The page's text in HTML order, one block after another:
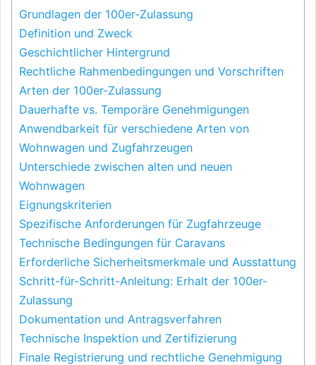
Grundlagen der 100er-Zulassung
Definition und Zweck
Geschichtlicher Hintergrund
Rechtliche Rahmenbedingungen und Vorschriften
Arten der 100er-Zulassung
Dauerhafte vs. Temporäre Genehmigungen
Anwendbarkeit für verschiedene Arten von
Wohnwagen und Zugfahrzeugen
Unterschiede zwischen alten und neuen
Wohnwagen
Eignungskriterien
Spezifische Anforderungen für Zugfahrzeuge
Technische Bedingungen für Caravans
Erforderliche Sicherheitsmerkmale und Ausstattung
Schritt-für-Schritt-Anleitung: Erhalt der 100er-
Zulassung
Dokumentation und Antragsverfahren
Technische Inspektion und Zertifizierung
Finale Registrierung und rechtliche Genehmigung